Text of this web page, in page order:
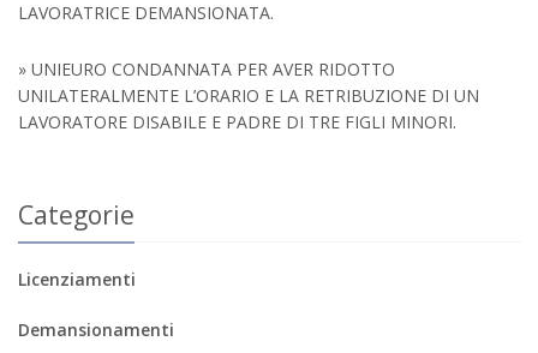
LAVORATRICE DEMANSIONATA.
» UNIEURO CONDANNATA PER AVER RIDOTTO
UNILATERALMENTE L’ORARIO E LA RETRIBUZIONE DI UN
LAVORATORE DISABILE E PADRE DI TRE FIGLI MINORI.
Categorie
Licenziamenti
Demansionamenti